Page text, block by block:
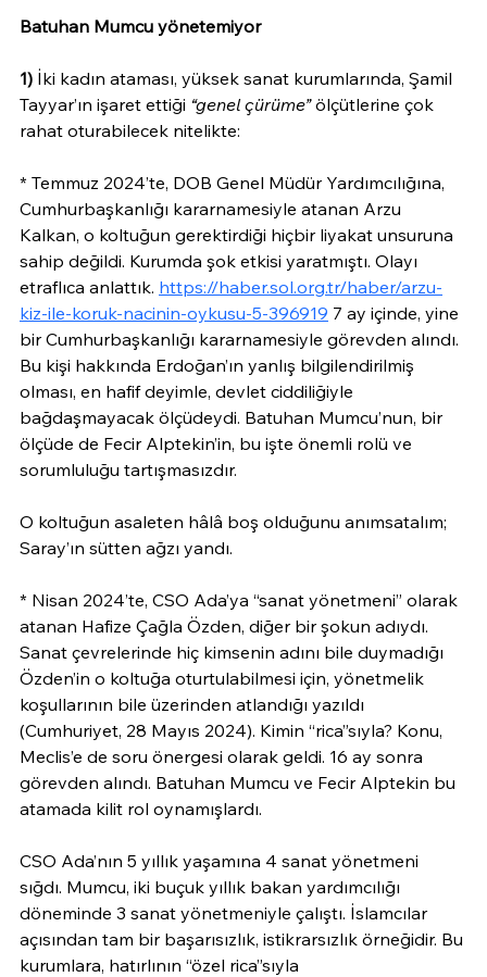
Batuhan Mumcu yönetemiyor
1) İki kadın ataması, yüksek sanat kurumlarında, Şamil
Tayyar’ın işaret ettiği “genel çürüme” ölçütlerine çok
rahat oturabilecek nitelikte:
* Temmuz 2024’te, DOB Genel Müdür Yardımcılığına,
Cumhurbaşkanlığı kararnamesiyle atanan Arzu
Kalkan, o koltuğun gerektirdiği hiçbir liyakat unsuruna
sahip değildi. Kurumda şok etkisi yaratmıştı. Olayı
etraflıca anlattık. https://haber.sol.org.tr/haber/arzu-
kiz-ile-koruk-nacinin-oykusu-5-396919 7 ay içinde, yine
bir Cumhurbaşkanlığı kararnamesiyle görevden alındı.
Bu kişi hakkında Erdoğan’ın yanlış bilgilendirilmiş
olması, en hafif deyimle, devlet ciddiliğiyle
bağdaşmayacak ölçüdeydi. Batuhan Mumcu’nun, bir
ölçüde de Fecir Alptekin’in, bu işte önemli rolü ve
sorumluluğu tartışmasızdır.
O koltuğun asaleten hâlâ boş olduğunu anımsatalım;
Saray’ın sütten ağzı yandı.
* Nisan 2024’te, CSO Ada’ya “sanat yönetmeni” olarak
atanan Hafize Çağla Özden, diğer bir şokun adıydı.
Sanat çevrelerinde hiç kimsenin adını bile duymadığı
Özden’in o koltuğa oturtulabilmesi için, yönetmelik
koşullarının bile üzerinden atlandığı yazıldı
(Cumhuriyet, 28 Mayıs 2024). Kimin “rica”sıyla? Konu,
Meclis’e de soru önergesi olarak geldi. 16 ay sonra
görevden alındı. Batuhan Mumcu ve Fecir Alptekin bu
atamada kilit rol oynamışlardı.
CSO Ada’nın 5 yıllık yaşamına 4 sanat yönetmeni
sığdı. Mumcu, iki buçuk yıllık bakan yardımcılığı
döneminde 3 sanat yönetmeniyle çalıştı. İslamcılar
açısından tam bir başarısızlık, istikrarsızlık örneğidir. Bu
kurumlara, hatırlının “özel rica”sıyla